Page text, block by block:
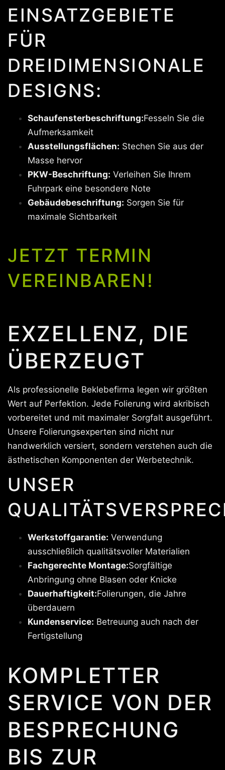
EINSATZGEBIETE
FÜR
DREIDIMENSIONALE
DESIGNS:
Schaufensterbeschriftung:Fesseln Sie die
Aufmerksamkeit
Ausstellungsflächen: Stechen Sie aus der
Masse hervor
PKW-Beschriftung: Verleihen Sie Ihrem
Fuhrpark eine besondere Note
Gebäudebeschriftung: Sorgen Sie für
maximale Sichtbarkeit
JETZT TERMIN
VEREINBAREN!
EXZELLENZ, DIE
ÜBERZEUGT
Als professionelle Beklebefirma legen wir größten
Wert auf Perfektion. Jede Folierung wird akribisch
vorbereitet und mit maximaler Sorgfalt ausgeführt.
Unsere Folierungsexperten sind nicht nur
handwerklich versiert, sondern verstehen auch die
ästhetischen Komponenten der Werbetechnik.
UNSER
Werkstoffgarantie: Verwendung
ausschließlich qualitätsvoller Materialien
Fachgerechte Montage:Sorgfältige
Anbringung ohne Blasen oder Knicke
Dauerhaftigkeit:Folierungen, die Jahre
überdauern
Kundenservice: Betreuung auch nach der
Fertigstellung
KOMPLETTER
SERVICE VON DER
BESPRECHUNG
BIS ZUR